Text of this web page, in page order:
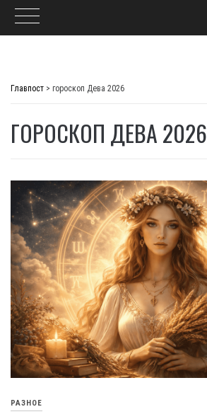
Главпост > гороскоп Дева 2026
ГОРОСКОП ДЕВА 2026
РАЗНОЕ